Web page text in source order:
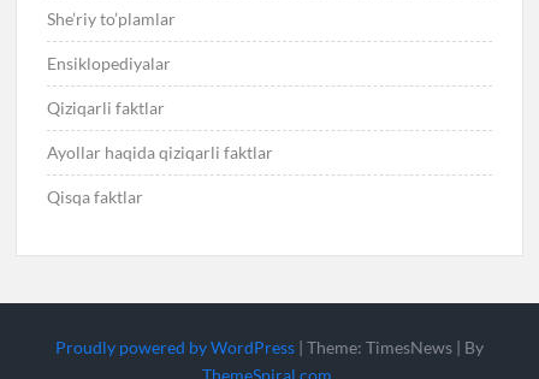
She’riy to’plamlar
Ensiklopediyalar
Qiziqarli faktlar
Ayollar haqida qiziqarli faktlar
Qisqa faktlar
Proudly powered by WordPress | Theme: TimesNews | By
ThemeSpiral.com